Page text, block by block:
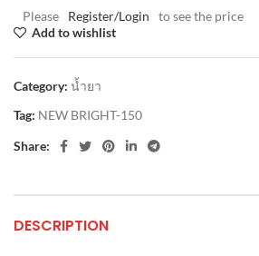
Please Register/Login
to see the price
Add to wishlist
Category: น้ำยา
Tag: NEW BRIGHT-150
Share:
DESCRIPTION